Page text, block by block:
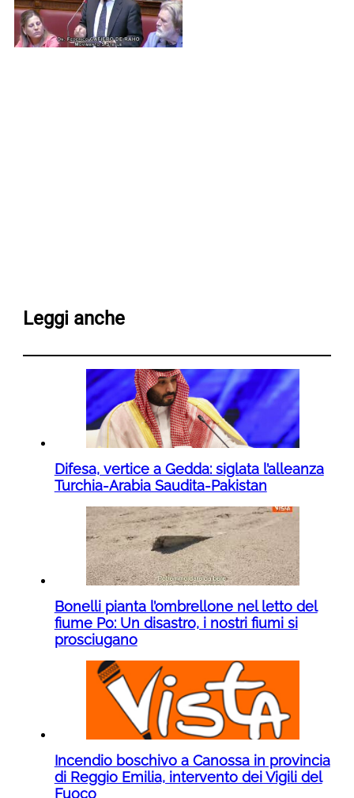
Leggi anche
Difesa, vertice a Gedda: siglata l’alleanza
Turchia-Arabia Saudita-Pakistan
Bonelli pianta l’ombrellone nel letto del
fiume Po: Un disastro, i nostri fiumi si
prosciugano
Incendio boschivo a Canossa in provincia
di Reggio Emilia, intervento dei Vigili del
Fuoco